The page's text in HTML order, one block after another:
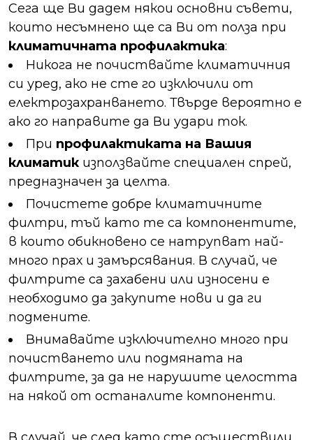
Сега ще Ви дадем някои основни съвети,
които несъмнено ще са Ви от полза при
климатичната профилактика:
Никога не почиствайте климатичния
си уред, ако не сте го изключили от
електрозахранването. Твърде вероятно е
ако го направите да Ви удари ток.
При профилактиката на Вашия
климатик използвайте специален спрей,
предназначен за целта.
Почистете добре климатичните
филтри, тъй като те са компонентите,
в които обикновено се натрупват най-
много прах и замърсявания. В случай, че
филтрите са захабени или износени е
необходимо да закупите нови и да ги
подмените.
Внимавайте изключително много при
почистването или подмяната на
филтрите, за да не нарушите целостта
на някой от останалите компоненти.